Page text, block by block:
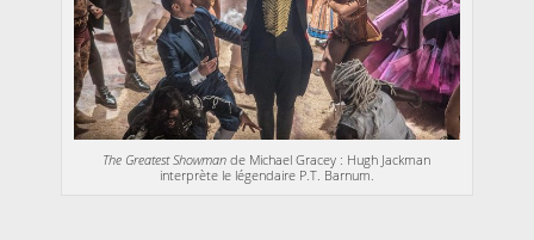
The Greatest Showman de Michael Gracey : Hugh Jackman
interprète le légendaire P.T. Barnum.